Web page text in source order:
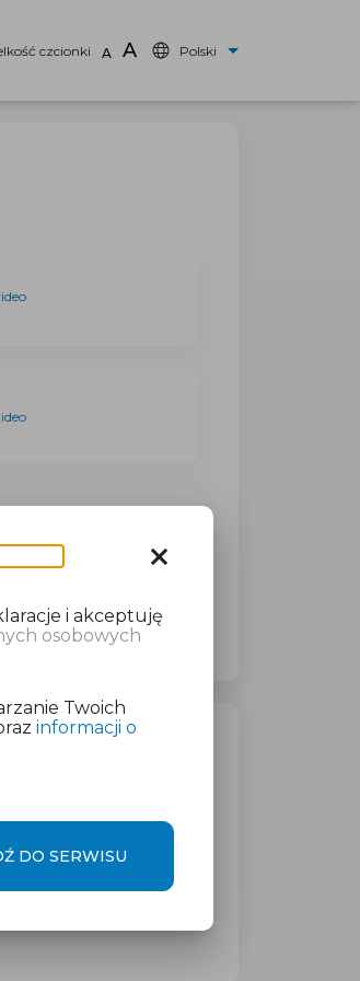
czcionki A A Polski
close
i akceptuję
osobowych
Twoich
informacji o
DO SERWISU